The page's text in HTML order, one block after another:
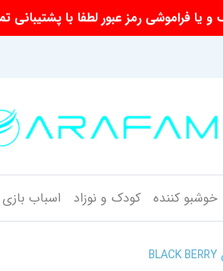
یا فراموشی رمز عبور لطفا با
خوشبو کننده کودک و نوزاد اسباب بازی